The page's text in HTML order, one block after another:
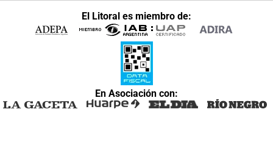
El Litoral es miembro de:
En Asociación con: